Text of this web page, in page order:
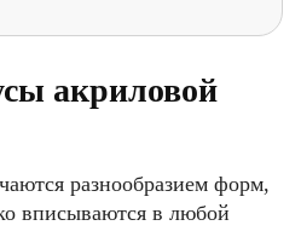
акриловой
разнообразием форм,
вписываются в любой